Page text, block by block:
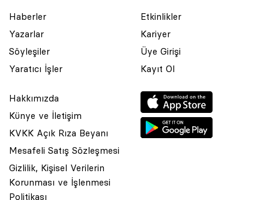
Haberler
Yazarlar
Söyleşiler
Yaratıcı İşler
Etkinlikler
Kariyer
Üye Girişi
Kayıt Ol
Hakkımızda
Künye ve İletişim
KVKK Açık Rıza Beyanı
Mesafeli Satış Sözleşmesi
Gizlilik, Kişisel Verilerin
Korunması ve İşlenmesi
Politikası
© 2001 Rota Yayın Yapım Tanıtım Tic. Ltd. Şti. Bu Sitede Bulunan